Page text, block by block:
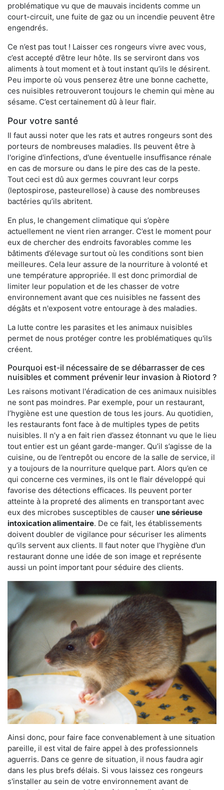
problématique vu que de mauvais incidents comme un
court-circuit, une fuite de gaz ou un incendie peuvent être
engendrés.
Ce n’est pas tout ! Laisser ces rongeurs vivre avec vous,
c’est accepté d’être leur hôte. Ils se serviront dans vos
aliments à tout moment et à tout instant qu’ils le désirent.
Peu importe où vous penserez être une bonne cachette,
ces nuisibles retrouveront toujours le chemin qui mène au
sésame. C’est certainement dû à leur flair.
Pour votre santé
Il faut aussi noter que les rats et autres rongeurs sont des
porteurs de nombreuses maladies. Ils peuvent être à
l'origine d'infections, d'une éventuelle insuffisance rénale
en cas de morsure ou dans le pire des cas de la peste.
Tout ceci est dû aux germes couvrant leur corps
(leptospirose, pasteurellose) à cause des nombreuses
bactéries qu’ils abritent.
En plus, le changement climatique qui s’opère
actuellement ne vient rien arranger. C’est le moment pour
eux de chercher des endroits favorables comme les
bâtiments d’élevage surtout où les conditions sont bien
meilleures. Cela leur assure de la nourriture à volonté et
une température appropriée. Il est donc primordial de
limiter leur population et de les chasser de votre
environnement avant que ces nuisibles ne fassent des
dégâts et n'exposent votre entourage à des maladies.
La lutte contre les parasites et les animaux nuisibles
permet de nous protéger contre les problématiques qu'ils
créent.
Pourquoi est-il nécessaire de se débarrasser de ces
nuisibles et comment prévenir leur invasion à Riotord ?
Les raisons motivant l'éradication de ces animaux nuisibles
ne sont pas moindres. Par exemple, pour un restaurant,
l’hygiène est une question de tous les jours. Au quotidien,
les restaurants font face à de multiples types de petits
nuisibles. Il n’y a en fait rien d’assez étonnant vu que le lieu
tout entier est un géant garde-manger. Qu’il s’agisse de la
cuisine, ou de l’entrepôt ou encore de la salle de service, il
y a toujours de la nourriture quelque part. Alors qu’en ce
qui concerne ces vermines, ils ont le flair développé qui
favorise des détections efficaces. Ils peuvent porter
atteinte à la propreté des aliments en transportant avec
eux des microbes susceptibles de causer une sérieuse
intoxication alimentaire. De ce fait, les établissements
doivent doubler de vigilance pour sécuriser les aliments
qu’ils servent aux clients. Il faut noter que l’hygiène d’un
restaurant donne une idée de son image et représente
aussi un point important pour séduire des clients.
Ainsi donc, pour faire face convenablement à une situation
pareille, il est vital de faire appel à des professionnels
aguerris. Dans ce genre de situation, il nous faudra agir
dans les plus brefs délais. Si vous laissez ces rongeurs
s'installer au sein de votre environnement avant de